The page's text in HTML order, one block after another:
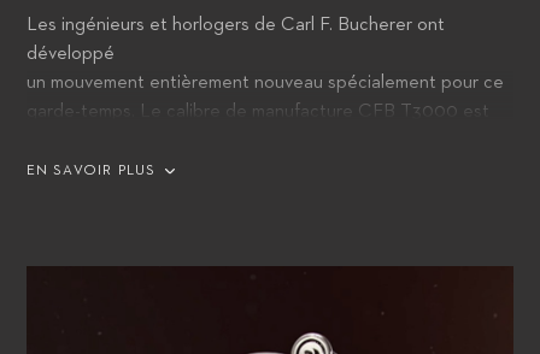
Les ingénieurs et horlogers de Carl F. Bucherer ont
développé
un mouvement entièrement nouveau spécialement pour ce
garde-temps. Le calibre de manufacture CFB T3000 est
une masse oscillante périphérique.
F. Bucherer et donnent son nom à ce nouveau chef-
d’oeuvre, Manero Tourbillon Double Peripheral.
EN SAVOIR PLUS